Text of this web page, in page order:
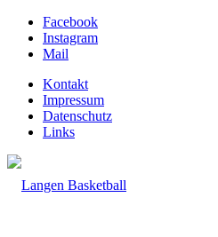
Facebook
Instagram
Mail
Kontakt
Impressum
Datenschutz
Links